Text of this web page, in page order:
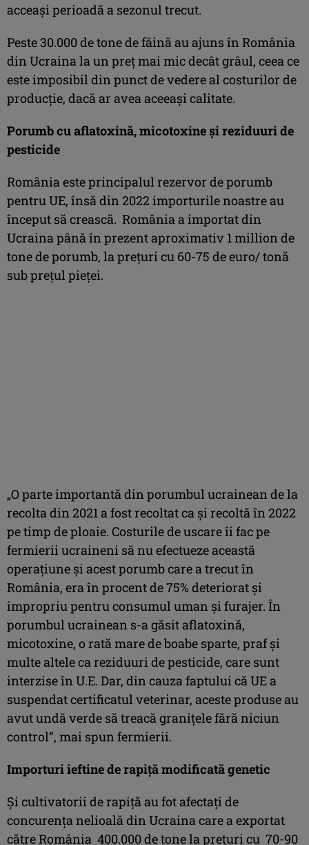
acceași perioadă a sezonul trecut.
Peste 30.000 de tone de făină au ajuns în România
din Ucraina la un preț mai mic decât grâul, ceea ce
este imposibil din punct de vedere al costurilor de
producție, dacă ar avea aceeași calitate.
Porumb cu aflatoxină, micotoxine și reziduuri de
pesticide
România este principalul rezervor de porumb
pentru UE, însă din 2022 importurile noastre au
început să crească. România a importat din
Ucraina până în prezent aproximativ 1 million de
tone de porumb, la prețuri cu 60-75 de euro/ tonă
sub prețul pieței.
„O parte importantă din porumbul ucrainean de la
recolta din 2021 a fost recoltat ca și recoltă în 2022
pe timp de ploaie. Costurile de uscare îi fac pe
fermierii ucraineni să nu efectueze această
operațiune și acest porumb care a trecut în
România, era în procent de 75% deteriorat și
impropriu pentru consumul uman și furajer. În
porumbul ucrainean s-a găsit aflatoxină,
micotoxine, o rată mare de boabe sparte, praf și
multe altele ca reziduuri de pesticide, care sunt
interzise în U.E. Dar, din cauza faptului că UE a
suspendat certificatul veterinar, aceste produse au
avut undă verde să treacă granițele fără niciun
control”, mai spun fermierii.
Importuri ieftine de rapiță modificată genetic
Și cultivatorii de rapiță au fot afectați de
concurența nelioală din Ucraina care a exportat
către România 400.000 de tone la prețuri cu 70-90